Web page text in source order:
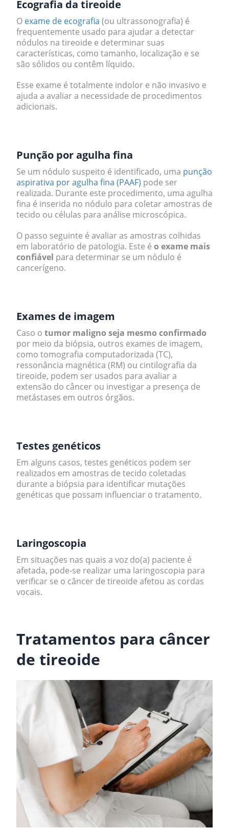
Ecografia da tireoide
O exame de ecografia (ou ultrassonografia) é
frequentemente usado para ajudar a detectar
nódulos na tireoide e determinar suas
características, como tamanho, localização e se
são sólidos ou contêm líquido.
Esse exame é totalmente indolor e não invasivo e
ajuda a avaliar a necessidade de procedimentos
adicionais.
Punção por agulha fina
Se um nódulo suspeito é identificado, uma punção
aspirativa por agulha fina (PAAF) pode ser
realizada. Durante este procedimento, uma agulha
fina é inserida no nódulo para coletar amostras de
tecido ou células para análise microscópica.
O passo seguinte é avaliar as amostras colhidas
em laboratório de patologia. Este é o exame mais
confiável para determinar se um nódulo é
cancerígeno.
Exames de imagem
Caso o tumor maligno seja mesmo confirmado
por meio da biópsia, outros exames de imagem,
como tomografia computadorizada (TC),
ressonância magnética (RM) ou cintilografia da
tireoide, podem ser usados para avaliar a
extensão do câncer ou investigar a presença de
metástases em outros órgãos.
Testes genéticos
Em alguns casos, testes genéticos podem ser
realizados em amostras de tecido coletadas
durante a biópsia para identificar mutações
genéticas que possam influenciar o tratamento.
Laringoscopia
Em situações nas quais a voz do(a) paciente é
afetada, pode-se realizar uma laringoscopia para
verificar se o câncer de tireoide afetou as cordas
vocais.
Tratamentos para câncer
de tireoide